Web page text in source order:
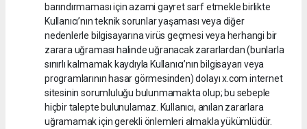
barındırmaması için azami gayret sarf etmekle birlikte
Kullanıcı’nın teknik sorunlar yaşaması veya diğer
nedenlerle bilgisayarına virüs geçmesi veya herhangi bir
zarara uğraması halinde uğranacak zararlardan (bunlarla
sınırlı kalmamak kaydıyla Kullanıcı’nın bilgisayarı veya
programlarının hasar görmesinden) dolayı x.com internet
sitesinin sorumluluğu bulunmamakta olup; bu sebeple
hiçbir talepte bulunulamaz. Kullanıcı, anılan zararlara
uğramamak için gerekli önlemleri almakla yükümlüdür.